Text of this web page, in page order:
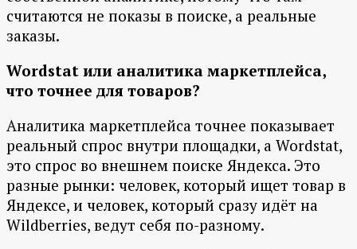
считаются не показы в поиске, а реальные
заказы.
Wordstat или аналитика маркетплейса,
что точнее для товаров?
Аналитика маркетплейса точнее показывает
реальный спрос внутри площадки, а Wordstat,
это спрос во внешнем поиске Яндекса. Это
разные рынки: человек, который ищет товар в
Яндексе, и человек, который сразу идёт на
Wildberries, ведут себя по-разному.